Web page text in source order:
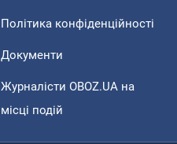
Політика конфіденційності
Документи
Журналісти OBOZ.UA на
місці подій